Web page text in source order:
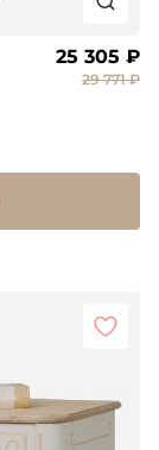
25 305 ₽
29 771 ₽